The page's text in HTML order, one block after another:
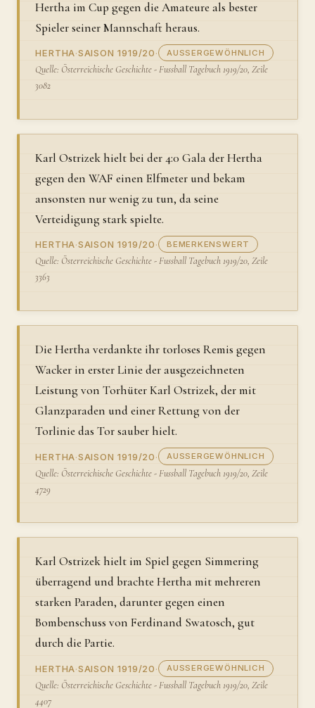
Hertha im Cup gegen die Amateure als bester
Spieler seiner Mannschaft heraus.
HERTHA·SAISON 1919/20· AUSSERGEWÖHNLICH
Quelle: Österreichische Geschichte - Fussball Tagebuch 1919/20, Zeile
3082
Karl Ostrizek hielt bei der 4:0 Gala der Hertha
gegen den WAF einen Elfmeter und bekam
ansonsten nur wenig zu tun, da seine
Verteidigung stark spielte.
HERTHA·SAISON 1919/20· BEMERKENSWERT
Quelle: Österreichische Geschichte - Fussball Tagebuch 1919/20, Zeile
3363
Die Hertha verdankte ihr torloses Remis gegen
Wacker in erster Linie der ausgezeichneten
Leistung von Torhüter Karl Ostrizek, der mit
Glanzparaden und einer Rettung von der
Torlinie das Tor sauber hielt.
HERTHA·SAISON 1919/20· AUSSERGEWÖHNLICH
Quelle: Österreichische Geschichte - Fussball Tagebuch 1919/20, Zeile
4729
Karl Ostrizek hielt im Spiel gegen Simmering
überragend und brachte Hertha mit mehreren
starken Paraden, darunter gegen einen
Bombenschuss von Ferdinand Swatosch, gut
durch die Partie.
HERTHA·SAISON 1919/20· AUSSERGEWÖHNLICH
Quelle: Österreichische Geschichte - Fussball Tagebuch 1919/20, Zeile
4407